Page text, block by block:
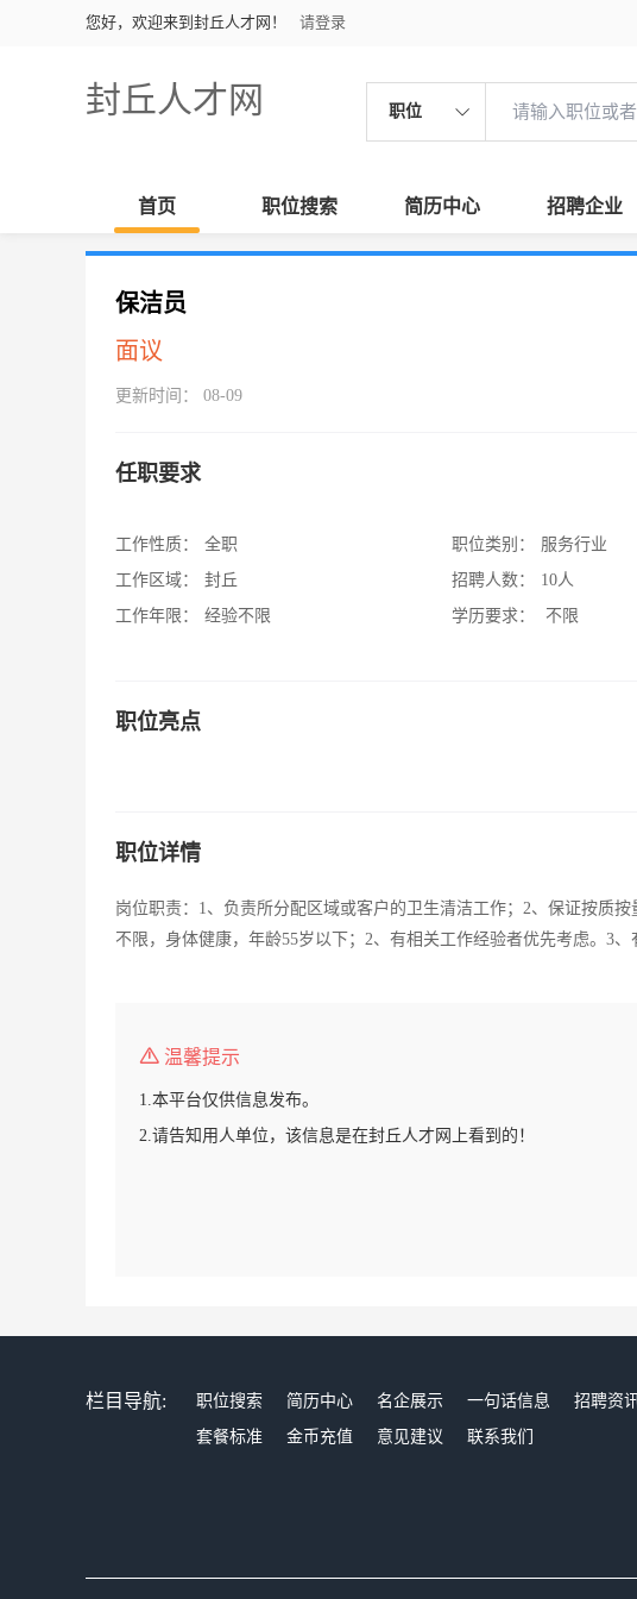
您好，欢迎来到封丘人才网！ 请登录
封丘人才网 职位
首页 职位搜索 简历中心 招聘企业
保洁员
面议
更新时间： 08-09
任职要求
工作性质：
全职
工作区域：
封丘
工作年限：
经验不限
职位类别：
服务行业
招聘人数：
10人
学历要求：
不限
职位亮点
职位详情
岗位职责：1、负责所分配区域或客户的卫生清洁工作；2、保证按质
不限，身体健康，年龄55岁以下；2、有相关工作经验者优先考虑。3、
温馨提示
1.本平台仅供信息发布。
2.请告知用人单位，该信息是在封丘人才网上看到的！
栏目导航: 职位搜索 简历中心 名企展示 一句话信息 招聘资
套餐标准
金币充值 意见建议 联系我们